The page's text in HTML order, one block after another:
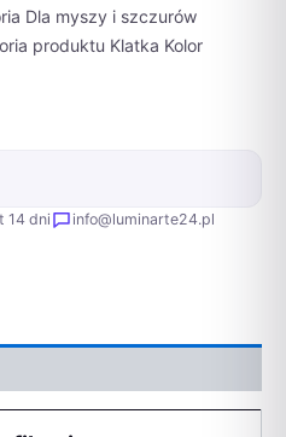
Dla myszy i szczurów
produktu Klatka Kolor
14 dni info@luminarte24.pl